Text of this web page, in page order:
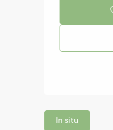
In situ